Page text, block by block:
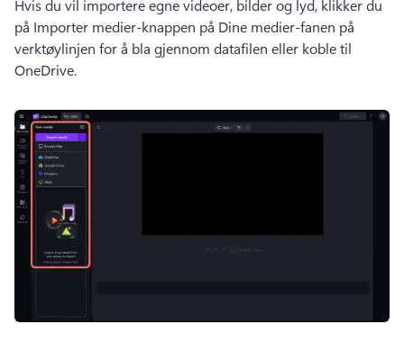
Hvis du vil importere egne videoer, bilder og lyd, klikker du
på Importer medier-knappen på Dine medier-fanen på
verktøylinjen for å bla gjennom datafilen eller koble til
OneDrive.